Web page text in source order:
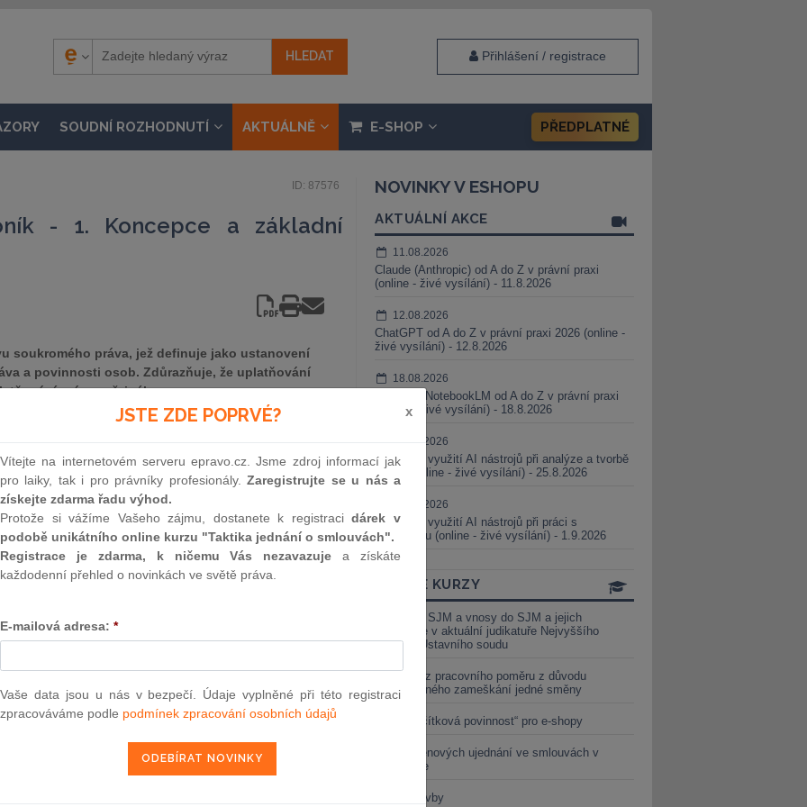
Přihlášení / registrace
SOUDNÍ ROZHODNUTÍ AKTUÁLNĚ E-SHOP PŘEDPLATNÉ
ID: 87576
- 1. Koncepce a základní
soukromého práva, jež definuje jako ustanovení
a povinnosti osob. Zdůrazňuje, že uplatňování
práva veřejného.
práva, jež definuje jako ustanovení právního
osob. Zdůrazňuje, že uplatňování soukromého práva je
Až na zákonem stanovené výjimky stojí kodex na
tzn. možnosti účastníků právních vztahů dohodou se
však stanoven obecný zákaz ujednání porušujících dobré
se postavení osob, včetně práva na ochranu osobnosti.
chrání důstojnost a svobodu člověka i jeho přirozené
rodiny nebo lidí jemu blízkých takovým způsobem, jenž
zásady, na nichž soukromé právo stojí, jsou
2
3 a § 3030
s.r.o. 3. 12. 2012
NOVINKY V ESHOPU
AKTUÁLNÍ AKCE
11.08.2026
Claude (Anthropic) od A do Z v právní praxi
(online - živé vysílání) - 11.8.2026
12.08.2026
ChatGPT od A do Z v právní praxi 2026 (online -
živé vysílání) - 12.8.2026
18.08.2026
Gemini a NotebookLM od A do Z v právní praxi
(online - živé vysílání) - 18.8.2026
25.08.2026
Praktické využití AI nástrojů při analýze a tvorbě
smluv (online - živé vysílání) - 25.8.2026
01.09.2026
Praktické využití AI nástrojů při práci s
judikaturou (online - živé vysílání) - 1.9.2026
ONLINE KURZY
Vnosy ze SJM a vnosy do SJM a jejich
valorizace v aktuální judikatuře Nejvyššího
soudu a Ústavního soudu
Výpověď z pracovního poměru z důvodu
neomluveného zameškání jedné směny
Nová „tlačítková povinnost“ pro e-shopy
Změna cenových ujednání ve smlouvách v
energetice
Černé stavby
JSTE ZDE POPRVÉ? x
Vítejte na internetovém serveru epravo.cz. Jsme zdroj informací jak
pro laiky, tak i pro právníky profesionály.Zaregistrujte se u nás a
získejte zdarma řadu výhod.
Protože si vážíme Vašeho zájmu, dostanete k registracidárek v
podobě unikátního online kurzu "Taktika jednání o smlouvách".
Registrace je zdarma, k ničemu Vás nezavazuje a získáte
každodenní přehled o novinkách ve světě práva.
E-mailová adresa: *
Vaše data jsou u nás v bezpečí. Údaje vyplněné při této registraci
zpracováváme podle podmínek zpracování osobních údajů